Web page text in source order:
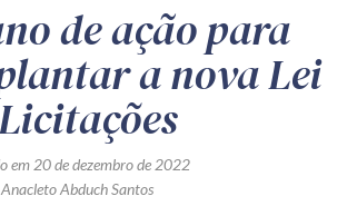
de ação para
a nova Lei
em 20 de dezembro de 2022
Abduch Santos